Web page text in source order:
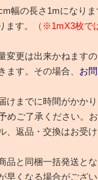
幅の長さ1mになり
す。
（※1mX3枚で
更は出来かねます
す。その場合、 お
までに時間がかか
ご了承ください。
返品・交換はお受け
と同梱一括発送とな
くなる場合がござい